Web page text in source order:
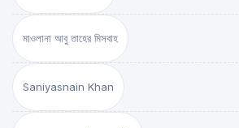
মাওলানা আবু তাহের মিসবাহ
Saniyasnain Khan